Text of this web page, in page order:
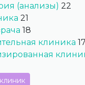
(анализы) 22
21
18
клиника 17